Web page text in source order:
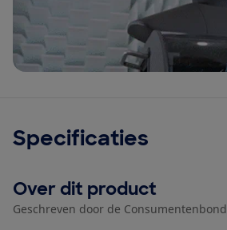
Specificaties
Over dit product
Geschreven door de Consumentenbond